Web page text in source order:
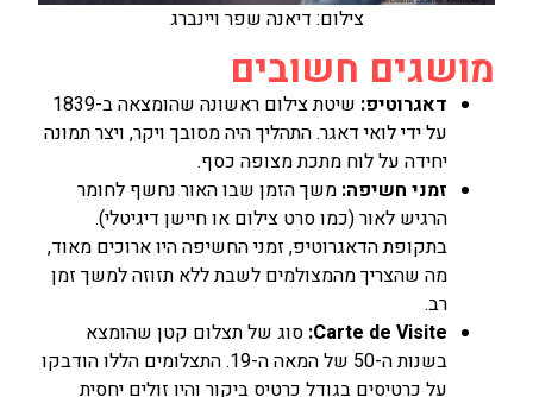
צילום: דיאנה שפר ויינברג
מושגים חשובים
דאגרוטיפ:
שיטת צילום ראשונה שהומצאה ב-1839
על ידי לואי דאגר. התהליך היה מסובך ויקר, ויצר תמונה
יחידה על לוח מתכת מצופה כסף.
זמני חשיפה: משך הזמן שבו האור נחשף לחומר
הרגיש לאור (כמו סרט צילום או חיישן דיגיטלי).
בתקופת הדאגרוטיפ, זמני החשיפה היו ארוכים מאוד,
מה שהצריך מהמצולמים לשבת ללא תזוזה למשך זמן
רב.
Carte de Visite: סוג של תצלום קטן שהומצא
בשנות ה-50 של המאה ה-19. התצלומים הללו הודבקו
על כרטיסים בגודל כרטיס ביקור והיו זולים יחסית